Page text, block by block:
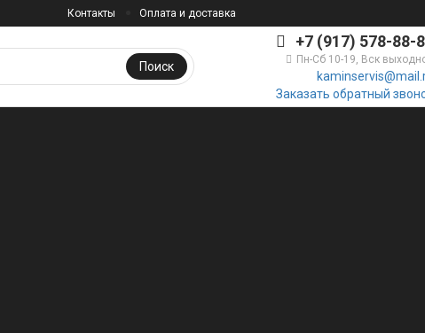
Контакты Оплата и доставка
+7 (917) 578-88-
Пн-Сб 10-19, Вск
Заказать обратный
Поиск